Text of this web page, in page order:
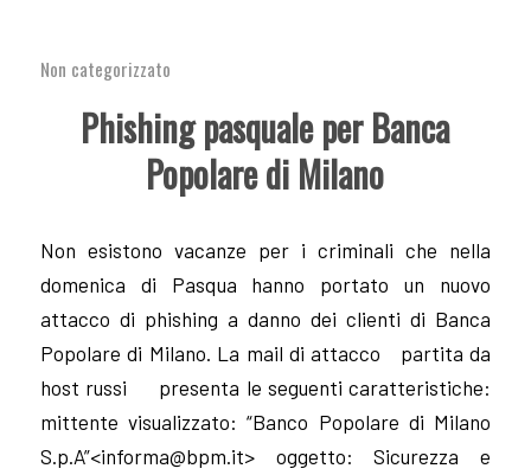
Non categorizzato
Phishing pasquale per Banca
Popolare di Milano
Non esistono vacanze per i criminali che nella
domenica di Pasqua hanno portato un nuovo
attacco di phishing a danno dei clienti di Banca
Popolare di Milano. La mail di attacco partita da
host russi presenta le seguenti caratteristiche:
mittente visualizzato: “Banco Popolare di Milano
S.p.A”<informa@bpm.it> oggetto: Sicurezza e